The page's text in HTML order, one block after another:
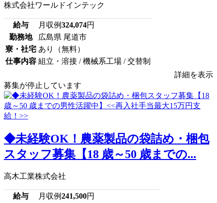
株式会社ワールドインテック
給与 月収例324,074円
勤務地
広島県 尾道市
寮・社宅 あり（無料）
仕事内容 組立・溶接 / 機械系工場 / 交替制
詳細を表示
募集が停止しています
◆未経験OK！農薬製品の袋詰め・梱包
スタッフ募集【18 歳～50 歳までの...
高木工業株式会社
給与 月収例241,500円